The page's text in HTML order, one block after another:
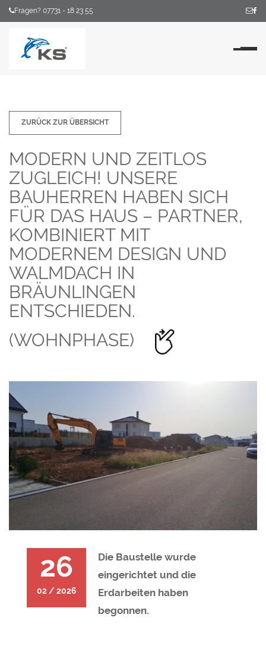
Fragen? 07731 - 18 23 55
ZURÜCK ZUR ÜBERSICHT
MODERN UND ZEITLOS
ZUGLEICH! UNSERE
BAUHERREN HABEN SICH
FÜR DAS HAUS – PARTNER,
KOMBINIERT MIT
MODERNEM DESIGN UND
WALMDACH IN
BRÄUNLINGEN
ENTSCHIEDEN.
(WOHNPHASE)
26
02 / 2026
Die Baustelle wurde
eingerichtet und die
Erdarbeiten haben
begonnen.